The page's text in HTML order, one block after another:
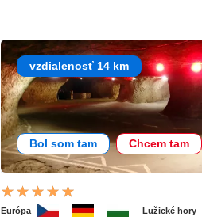
vzdialenosť 14 km
Bol som tam Chcem tam
Európa Lužické hory